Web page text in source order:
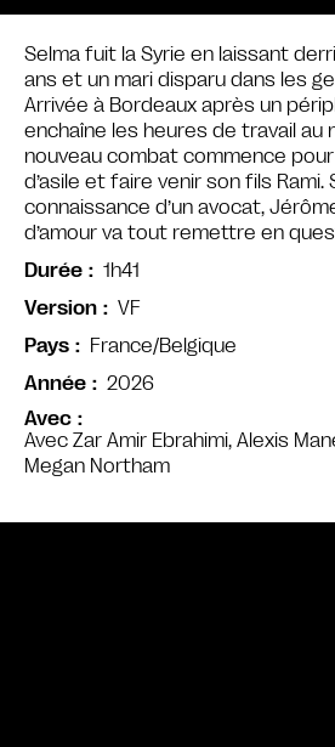
Avec
Avec Zar Amir Ebrahimi, Alexis
Megan Northam
Selma fuit la Syrie en laissant
ans et un mari disparu dans les
Arrivée à Bordeaux après un
enchaîne les heures de travail au
nouveau combat commence
d’asile et faire venir son fils
connaissance d’un avocat,
d’amour va tout remettre en
Durée
1h41
Version
VF
Pays
France/Belgique
Année
2026